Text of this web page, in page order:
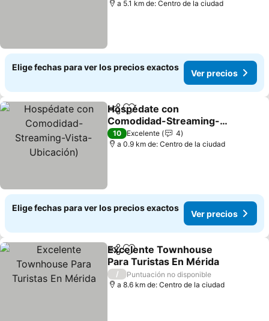
a 5.1 km de: Centro de la ciudad
Elige fechas para ver los precios exactos
Ver precios
CompartirAgregar a favoritos
Hospédate con
Comodidad-Streaming-
Vista-Ubicación)
Ver precios
10 Excelente
4
a 0.9 km de: Centro de la ciudad
Elige fechas para ver los precios exactos
Ver precios
CompartirAgregar a favoritos
Excelente Townhouse
Para Turistas En Mérida
Ver precios
/
Puntuación no disponible
a 8.6 km de: Centro de la ciudad